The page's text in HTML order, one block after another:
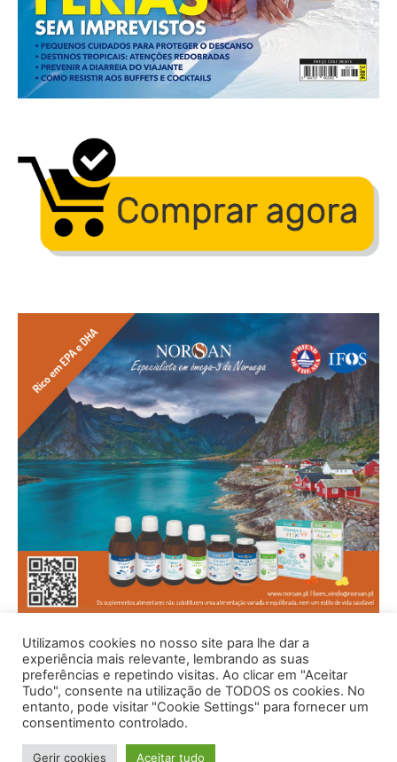
Utilizamos cookies no nosso site para lhe dar a
experiência mais relevante, lembrando as suas
preferências e repetindo visitas. Ao clicar em "Aceitar
Tudo", consente na utilização de TODOS os cookies. No
entanto, pode visitar "Cookie Settings" para fornecer um
consentimento controlado.
Gerir cookies Aceitar tudo